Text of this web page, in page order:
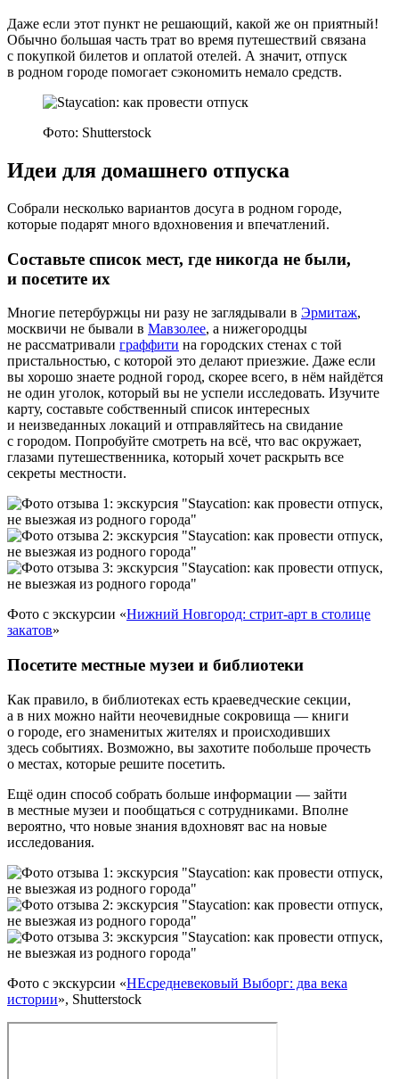
Даже если этот пункт не решающий, какой же он приятный!
Обычно большая часть трат во время путешествий связана
с покупкой билетов и оплатой отелей. А значит, отпуск
в родном городе помогает сэкономить немало средств.
Фото: Shutterstock
Идеи для домашнего отпуска
Собрали несколько вариантов досуга в родном городе,
которые подарят много вдохновения и впечатлений.
Составьте список мест, где никогда не были,
и посетите их
Многие петербуржцы ни разу не заглядывали в Эрмитаж,
москвичи не бывали в Мавзолее, а нижегородцы
не рассматривали граффити на городских стенах с той
пристальностью, с которой это делают приезжие. Даже если
вы хорошо знаете родной город, скорее всего, в нём найдётся
не один уголок, который вы не успели исследовать. Изучите
карту, составьте собственный список интересных
и неизведанных локаций и отправляйтесь на свидание
с городом. Попробуйте смотреть на всё, что вас окружает,
глазами путешественника, который хочет раскрыть все
секреты местности.
Фото с экскурсии «Нижний Новгород: стрит‑арт в столице
закатов»
Посетите местные музеи и библиотеки
Как правило, в библиотеках есть краеведческие секции,
а в них можно найти неочевидные сокровища — книги
о городе, его знаменитых жителях и происходивших
здесь событиях. Возможно, вы захотите побольше прочесть
о местах, которые решите посетить.
Ещё один способ собрать больше информации — зайти
в местные музеи и пообщаться с сотрудниками. Вполне
вероятно, что новые знания вдохновят вас на новые
исследования.
Фото с экскурсии «НЕсредневековый Выборг: два века
истории», Shutterstock